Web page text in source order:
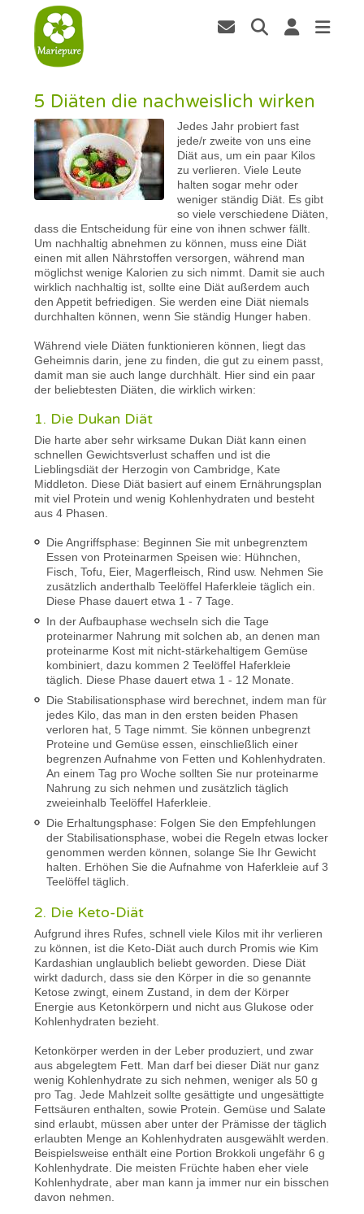
5 Diäten die nachweislich wirken
Jedes Jahr probiert fast
jede/r zweite von uns eine
Diät aus, um ein paar Kilos
zu verlieren. Viele Leute
halten sogar mehr oder
weniger ständig Diät. Es gibt
so viele verschiedene Diäten,
dass die Entscheidung für eine von ihnen schwer fällt.
Um nachhaltig abnehmen zu können, muss eine Diät
einen mit allen Nährstoffen versorgen, während man
möglichst wenige Kalorien zu sich nimmt. Damit sie auch
wirklich nachhaltig ist, sollte eine Diät außerdem auch
den Appetit befriedigen. Sie werden eine Diät niemals
durchhalten können, wenn Sie ständig Hunger haben.
Während viele Diäten funktionieren können, liegt das
Geheimnis darin, jene zu finden, die gut zu einem passt,
damit man sie auch lange durchhält. Hier sind ein paar
der beliebtesten Diäten, die wirklich wirken:
1. Die Dukan Diät
Die harte aber sehr wirksame Dukan Diät kann einen
schnellen Gewichtsverlust schaffen und ist die
Lieblingsdiät der Herzogin von Cambridge, Kate
Middleton. Diese Diät basiert auf einem Ernährungsplan
mit viel Protein und wenig Kohlenhydraten und besteht
aus 4 Phasen.
Die Angriffsphase: Beginnen Sie mit unbegrenztem
Essen von Proteinarmen Speisen wie: Hühnchen,
Fisch, Tofu, Eier, Magerfleisch, Rind usw. Nehmen Sie
zusätzlich anderthalb Teelöffel Haferkleie täglich ein.
Diese Phase dauert etwa 1 - 7 Tage.
In der Aufbauphase wechseln sich die Tage
proteinarmer Nahrung mit solchen ab, an denen man
proteinarme Kost mit nicht-stärkehaltigem Gemüse
kombiniert, dazu kommen 2 Teelöffel Haferkleie
täglich. Diese Phase dauert etwa 1 - 12 Monate.
Die Stabilisationsphase wird berechnet, indem man für
jedes Kilo, das man in den ersten beiden Phasen
verloren hat, 5 Tage nimmt. Sie können unbegrenzt
Proteine und Gemüse essen, einschließlich einer
begrenzen Aufnahme von Fetten und Kohlenhydraten.
An einem Tag pro Woche sollten Sie nur proteinarme
Nahrung zu sich nehmen und zusätzlich täglich
zweieinhalb Teelöffel Haferkleie.
Die Erhaltungsphase: Folgen Sie den Empfehlungen
der Stabilisationsphase, wobei die Regeln etwas locker
genommen werden können, solange Sie Ihr Gewicht
halten. Erhöhen Sie die Aufnahme von Haferkleie auf 3
Teelöffel täglich.
2. Die Keto-Diät
Aufgrund ihres Rufes, schnell viele Kilos mit ihr verlieren
zu können, ist die Keto-Diät auch durch Promis wie Kim
Kardashian unglaublich beliebt geworden. Diese Diät
wirkt dadurch, dass sie den Körper in die so genannte
Ketose zwingt, einem Zustand, in dem der Körper
Energie aus Ketonkörpern und nicht aus Glukose oder
Kohlenhydraten bezieht.
Ketonkörper werden in der Leber produziert, und zwar
aus abgelegtem Fett. Man darf bei dieser Diät nur ganz
wenig Kohlenhydrate zu sich nehmen, weniger als 50 g
pro Tag. Jede Mahlzeit sollte gesättigte und ungesättigte
Fettsäuren enthalten, sowie Protein. Gemüse und Salate
sind erlaubt, müssen aber unter der Prämisse der täglich
erlaubten Menge an Kohlenhydraten ausgewählt werden.
Beispielsweise enthält eine Portion Brokkoli ungefähr 6 g
Kohlenhydrate. Die meisten Früchte haben eher viele
Kohlenhydrate, aber man kann ja immer nur ein bisschen
davon nehmen.